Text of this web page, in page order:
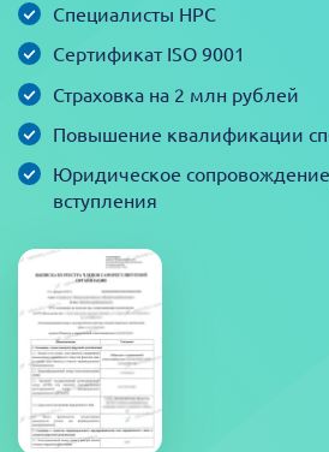
Специалисты НРС
Сертификат ISO 9001
Страховка на 2 млн рублей
Повышение квалификации
Юридическое
вступления